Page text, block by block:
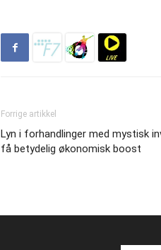
Forrige artikkel
Lyn i forhandlinger med mystisk
få betydelig økonomisk boost